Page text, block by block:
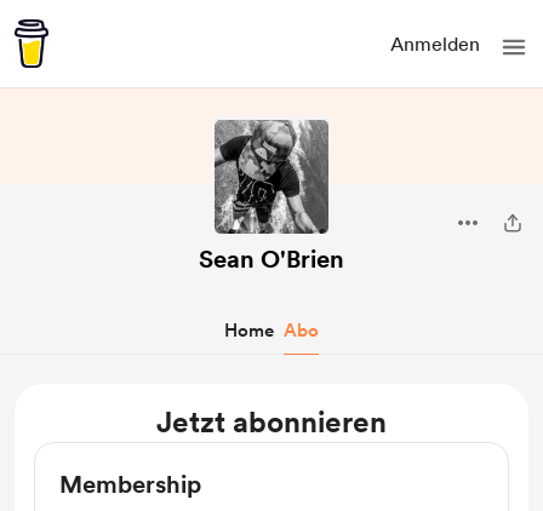
Anmelden
Sean O'Brien
Home Abo
Jetzt abonnieren
Membership